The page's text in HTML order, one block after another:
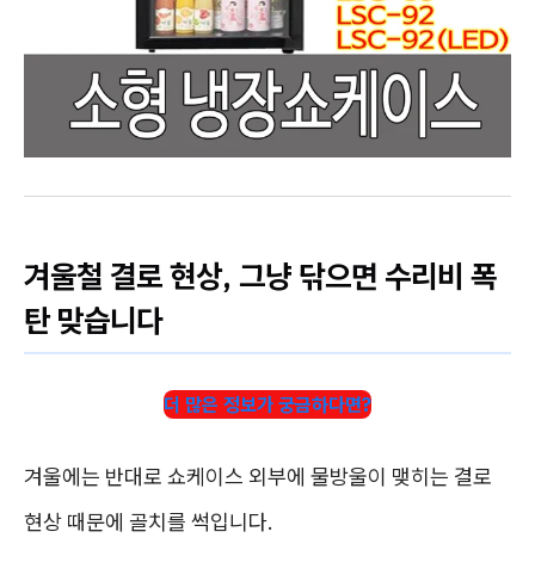
겨울철 결로 현상, 그냥 닦으면 수리비 폭
탄 맞습니다
더 많은 정보가 궁금하다면?
겨울에는 반대로 쇼케이스 외부에 물방울이 맺히는 결로
현상 때문에 골치를 썩입니다.